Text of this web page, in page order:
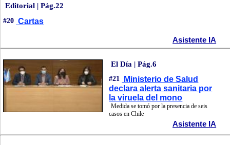
Editorial | Pág.22
#20 Cartas
Asistente IA
El Día | Pág.6
#21
Ministerio de Salud
declara alerta sanitaria por
la viruela del mono
Medida se tomó por la presencia de seis
casos en Chile
Asistente IA